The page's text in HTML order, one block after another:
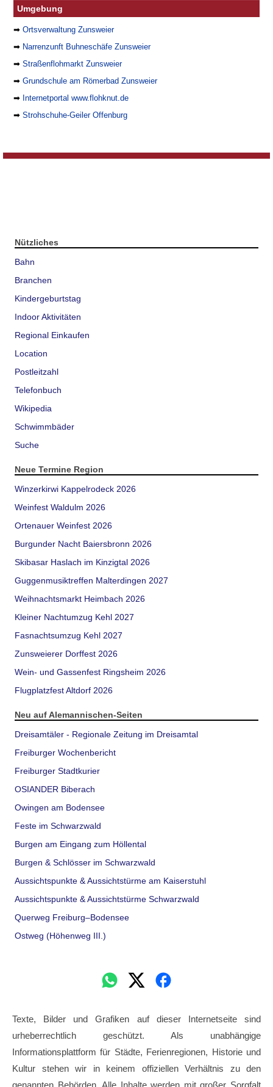
Umgebung
➡Ortsverwaltung Zunsweier
➡ Narrenzunft Buhneschäfe Zunsweier
➡Straßenflohmarkt Zunsweier
➡Grundschule am Römerbad Zunsweier
➡ Internetportal www.flohknut.de
➡Strohschuhe-Geiler Offenburg
Nützliches
Bahn
Branchen
Kindergeburtstag
Indoor Aktivitäten
Regional Einkaufen
Location
Postleitzahl
Telefonbuch
Wikipedia
Schwimmbäder
Suche
Neue Termine Region
Winzerkirwi Kappelrodeck 2026
Weinfest Waldulm 2026
Ortenauer Weinfest 2026
Burgunder Nacht Baiersbronn 2026
Skibasar Haslach im Kinzigtal 2026
Guggenmusiktreffen Malterdingen 2027
Weihnachtsmarkt Heimbach 2026
Kleiner Nachtumzug Kehl 2027
Fasnachtsumzug Kehl 2027
Zunsweierer Dorffest 2026
Wein- und Gassenfest Ringsheim 2026
Flugplatzfest Altdorf 2026
Neu auf Alemannischen-Seiten
Dreisamtäler - Regionale Zeitung im Dreisamtal
Freiburger Wochenbericht
Freiburger Stadtkurier
OSIANDER Biberach
Owingen am Bodensee
Feste im Schwarzwald
Burgen am Eingang zum Höllental
Burgen & Schlösser im Schwarzwald
Aussichtspunkte & Aussichtstürme am Kaiserstuhl
Aussichtspunkte & Aussichtstürme Schwarzwald
Querweg Freiburg–Bodensee
Ostweg (Höhenweg III.)
Texte, Bilder und Grafiken auf dieser Internetseite sind
urheberrechtlich geschützt. Als unabhängige
Informationsplattform für Städte, Ferienregionen, Historie und
Kultur stehen wir in keinem offiziellen Verhältnis zu den
genannten Behörden. Alle Inhalte werden mit großer Sorgfalt